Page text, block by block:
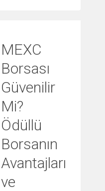
MEXC
Borsası
Güvenilir
Mi?
Ödüllü
Borsanın
Avantajları
ve